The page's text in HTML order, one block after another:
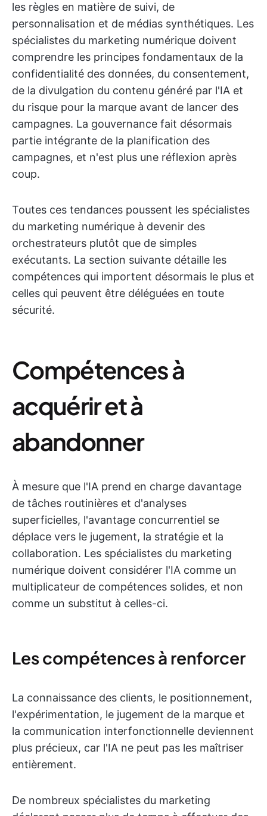
les règles en matière de suivi, de
personnalisation et de médias synthétiques. Les
spécialistes du marketing numérique doivent
comprendre les principes fondamentaux de la
confidentialité des données, du consentement,
de la divulgation du contenu généré par l'IA et
du risque pour la marque avant de lancer des
campagnes. La gouvernance fait désormais
partie intégrante de la planification des
campagnes, et n'est plus une réflexion après
coup.
Toutes ces tendances poussent les spécialistes
du marketing numérique à devenir des
orchestrateurs plutôt que de simples
exécutants. La section suivante détaille les
compétences qui importent désormais le plus et
celles qui peuvent être déléguées en toute
sécurité.
Compétences à
acquérir et à
abandonner
À mesure que l'IA prend en charge davantage
de tâches routinières et d'analyses
superficielles, l'avantage concurrentiel se
déplace vers le jugement, la stratégie et la
collaboration. Les spécialistes du marketing
numérique doivent considérer l'IA comme un
multiplicateur de compétences solides, et non
comme un substitut à celles-ci.
Les compétences à renforcer
La connaissance des clients, le positionnement,
l'expérimentation, le jugement de la marque et
la communication interfonctionnelle deviennent
plus précieux, car l'IA ne peut pas les maîtriser
entièrement.
De nombreux spécialistes du marketing